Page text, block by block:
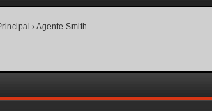
›Agente Smith